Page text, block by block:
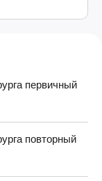
первичный
повторный